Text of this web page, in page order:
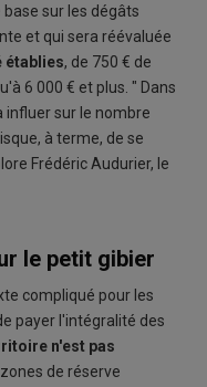
sur les dégâts
et qui sera réévaluée
établies, de 750 € de
6 000 € et plus. " Dans
influer sur le nombre
à terme, de se
Frédéric Audurier, le
le petit gibier
compliqué pour les
payer l'intégralité des
n'est pas
de réserve